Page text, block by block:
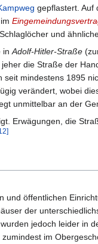
gepflastert. Auf
und
in Adolf-Hitler-Straße
jeher die Straße der
mindestens 1895
verändert, wobei
unmittelbar an der
Erwägungen, die
]
öffentlichen
der
jedoch leider in
im